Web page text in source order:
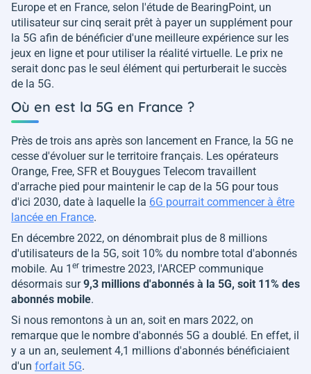
Europe et en France, selon l'étude de BearingPoint, un
utilisateur sur cinq serait prêt à payer un supplément pour
la 5G afin de bénéficier d'une meilleure expérience sur les
jeux en ligne et pour utiliser la réalité virtuelle. Le prix ne
serait donc pas le seul élément qui perturberait le succès
de la 5G.
Où en est la 5G en France ?
Près de trois ans après son lancement en France, la 5G ne
cesse d'évoluer sur le territoire français. Les opérateurs
Orange, Free, SFR et Bouygues Telecom travaillent
d'arrache pied pour maintenir le cap de la 5G pour tous
d'ici 2030, date à laquelle la 6G pourrait commencer à être
lancée en France.
En décembre 2022, on dénombrait plus de 8 millions
d'utilisateurs de la 5G, soit 10% du nombre total d'abonnés
mobile. Au 1 er trimestre 2023, l'ARCEP communique
désormais sur9,3 millions d'abonnés à la 5G, soit 11% des
abonnés mobile.
Si nous remontons à un an, soit en mars 2022, on
remarque que le nombre d'abonnés 5G a doublé. En effet, il
y a un an, seulement 4,1 millions d'abonnés bénéficiaient
d'un forfait 5G.